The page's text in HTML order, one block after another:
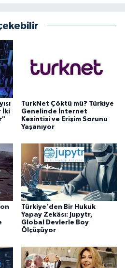
İki
TurkNet Çöktü mü? Türkiye
Genelinde İnternet
Kesintisi ve Erişim Sorunu
Yaşanıyor
Türkiye'den Bir Hukuk
Yapay Zekâsı: Jupytr,
Global Devlerle Boy
Ölçüşüyor